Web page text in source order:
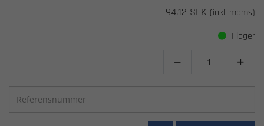
94,12 SEK (inkl. moms)
I lager
 